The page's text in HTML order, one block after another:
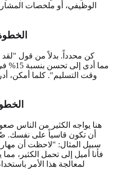
الوظيفي، أو ملخصات
الخطوة 2 — اذكر إنجازاتك
كن محدداً. بدلاً من قول
وقت التسليم". كلما أمكن،
الخطوة 3 — حدد
هنا يواجه الكثير من الناس
أن تكون قاسياً على نفسك.
سبيل المثال: "لاحظت أن
فأنا أميل إلى تحمل الكثير،
لمعالجة هذا الأمر